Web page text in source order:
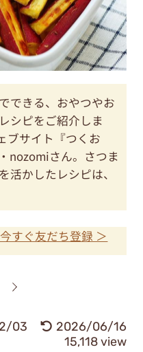
できる、おやつやお
シピをご紹介しま
ブサイト『つくお
nozomiさん。さつま
活かしたレシピは、
すぐ友だち登録 ＞
03
2026/06/16
15,118 view